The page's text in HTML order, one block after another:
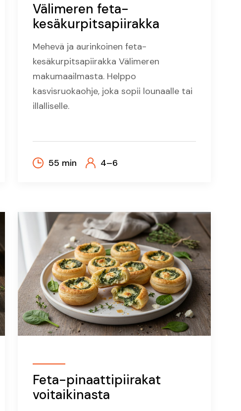
Välimeren feta-
kesäkurpitsapiirakka
Mehevä ja aurinkoinen feta-
kesäkurpitsapiirakka Välimeren
makumaailmasta. Helppo
kasvisruokaohje, joka sopii lounaalle tai
illalliselle.
55 min 4–6
Feta-pinaattipiirakat
voitaikinasta